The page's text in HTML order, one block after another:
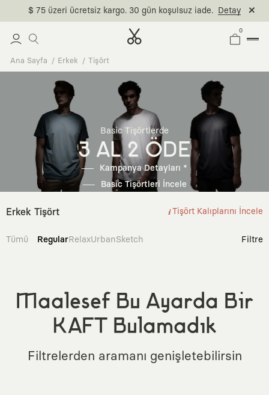
$ 75 üzeri ücretsiz kargo. 30 gün koşulsuz iade. Detay
0
Ana Sayfa Erkek Tişört
Basic Tişörtlerde
3 AL 2 ÖDE
Kampanya Detayları *
Basic Tişörtleri İncele
Erkek Tişört Tişört Kalıplarını İncele
Tümü RegularRelaxUrbanSketch Filtre
Maalesef Bu Ayarda Bir
KAFT Bulamadık
Filtrelerden aramanı genişletebilirsin